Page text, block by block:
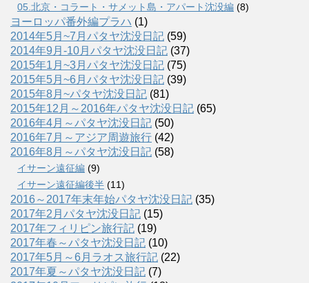
05.北京・コラート・サメット島・アパート沈没編 (8)
ヨーロッパ番外編プラハ (1)
2014年5月~7月パタヤ沈没日記 (59)
2014年9月-10月パタヤ沈没日記 (37)
2015年1月~3月パタヤ沈没日記 (75)
2015年5月~6月パタヤ沈没日記 (39)
2015年8月~パタヤ沈没日記 (81)
2015年12月～2016年パタヤ沈没日記 (65)
2016年4月～パタヤ沈没日記 (50)
2016年7月～アジア周遊旅行 (42)
2016年8月～パタヤ沈没日記 (58)
イサーン遠征編 (9)
イサーン遠征編後半 (11)
2016～2017年末年始パタヤ沈没日記 (35)
2017年2月パタヤ沈没日記 (15)
2017年フィリピン旅行記 (19)
2017年春～パタヤ沈没日記 (10)
2017年5月～6月ラオス旅行記 (22)
2017年夏～パタヤ沈没日記 (7)